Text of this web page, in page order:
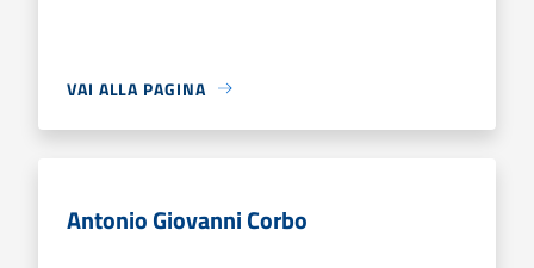
VAI ALLA PAGINA
Antonio Giovanni Corbo